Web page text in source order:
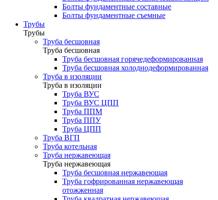
Болты фундаментные составные
Болты фундаментные съемные
Трубы
Трубы
Труба бесшовная
Труба бесшовная
Труба бесшовная горячедеформированная
Труба бесшовная холоднодеформированная
Труба в изоляции
Труба в изоляции
Труба ВУС
Труба ВУС ЦПП
Труба ППМ
Труба ППУ
Труба ЦПП
Труба ВГП
Труба котельная
Труба нержавеющая
Труба нержавеющая
Труба бесшовная нержавеющая
Труба гофрированная нержавеющая
отожженная